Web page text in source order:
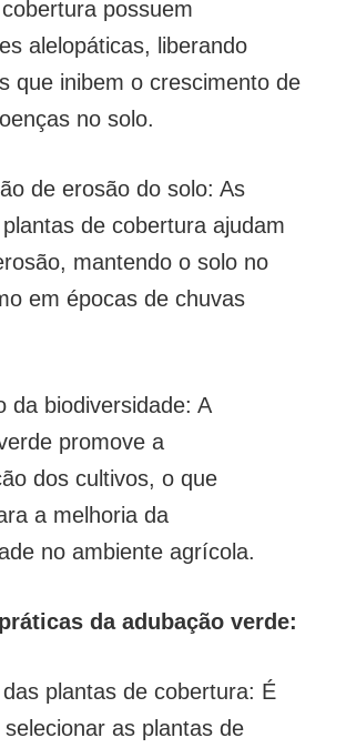
possuem
alelopáticas, liberando
que inibem o crescimento de
no solo.
de erosão do solo: As
de cobertura ajudam
mantendo o solo no
em épocas de chuvas
da biodiversidade: A
promove a
dos cultivos, o que
a melhoria da
no ambiente agrícola.
da adubação verde:
plantas de cobertura: É
as plantas de